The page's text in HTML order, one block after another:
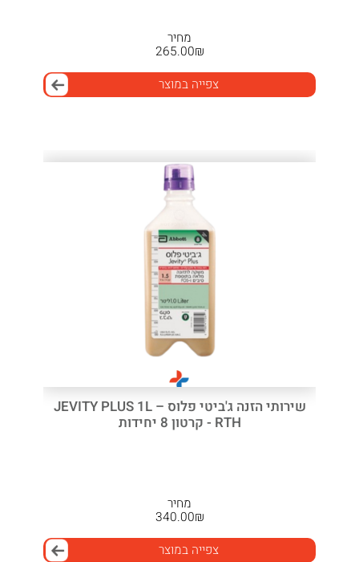
מחיר
₪
265.00
צפייה במוצר
שירותי הזנה ג'ביטי פלוס – JEVITY PLUS 1L
RTH - קרטון 8 יחידות
מחיר
₪
340.00
צפייה במוצר